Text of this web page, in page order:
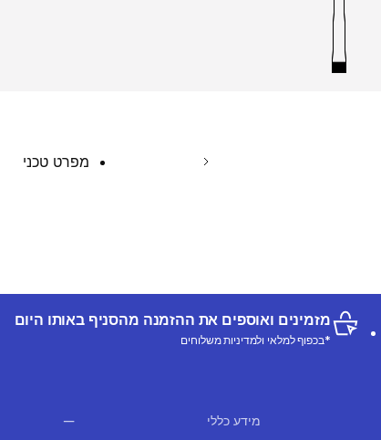
מפרט טכני
מזמינים ואוספים את ההזמנה מהסניף באותו היום
*בכפוף למלאי ולמדיניות משלוחים
מידע כללי